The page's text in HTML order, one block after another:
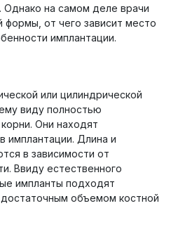
Однако на самом деле врачи
от чего зависит место
имплантации.
или цилиндрической
виду полностью
Они находят
имплантации. Длина и
в зависимости от
Ввиду естественного
импланты подходят
объемом костной